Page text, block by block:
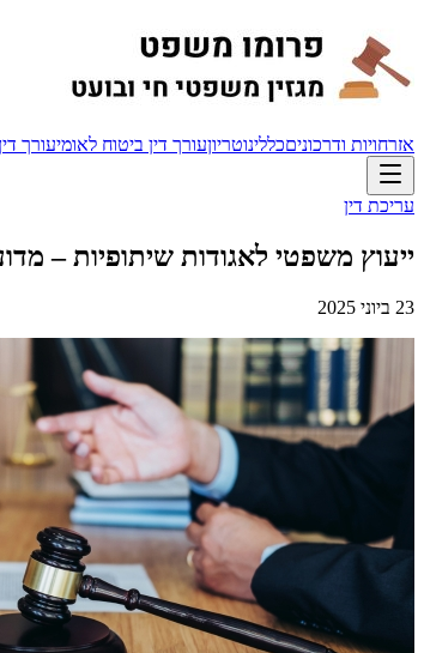
אזרחויות ודרכוניםכללינוטריוןעורך דין ביטוח לאומיעורך
עריכת דין
ייעוץ משפטי לאגודות שיתופיות –
23 ביוני 2025